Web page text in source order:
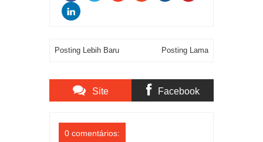
Posting Lebih Baru Posting Lama
Site Facebook
0 comentários: